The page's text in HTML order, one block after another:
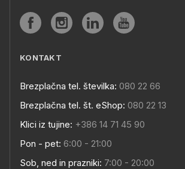
KONTAKT
Brezplačna tel. številka: 080 22 66
Brezplačna tel. št. eShop: 080 22 13
Klici iz tujine: +386 14 71 45 90
Pon - pet: 6:00 - 21:00
Sob, ned in prazniki: 7:00 - 20:00